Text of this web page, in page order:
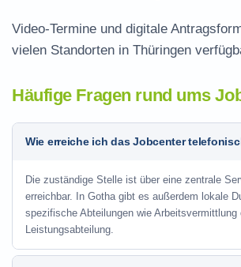
Video-Termine und digitale
vielen Standorten in Thüringen
Häufige Fragen rund ums
Wie erreiche ich das Jobcenter
Die zuständige Stelle ist über eine zentrale
erreichbar. In Gotha gibt es außerdem lokale
spezifische Abteilungen wie Arbeitsvermittlung
Leistungsabteilung.